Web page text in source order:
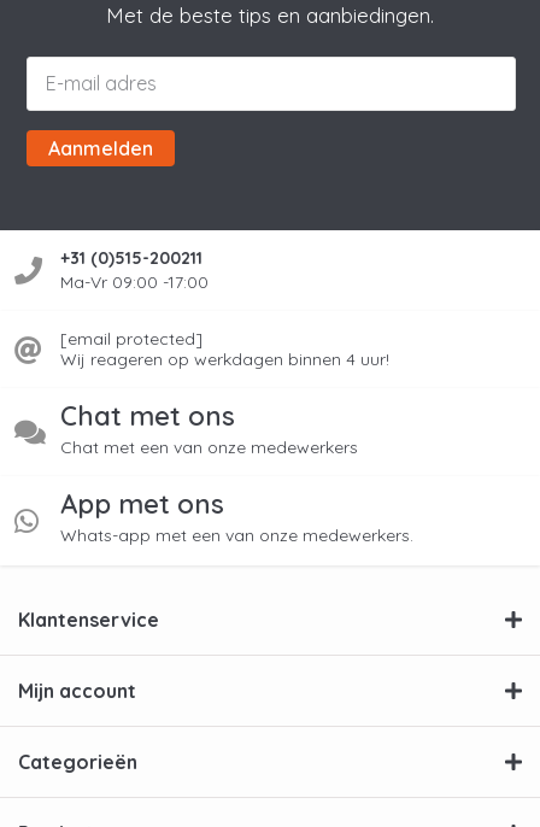
Met de beste tips en aanbiedingen.
Aanmelden
+31 (0)515-200211
Ma-Vr 09:00 -17:00
[email protected]
Wij reageren op werkdagen binnen 4 uur!
Chat met ons
Chat met een van onze medewerkers
App met ons
Whats-app met een van onze medewerkers.
Klantenservice
Mijn account
Categorieën